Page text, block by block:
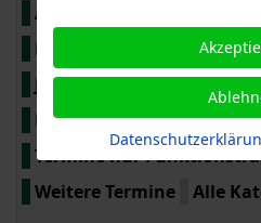
Alle Termine auf einen
Fachwarte
Obst- &
Jubiläen KVs / BVs / OGVs
Messen
Termine nur
Termine nur
Weitere Termine
Alle